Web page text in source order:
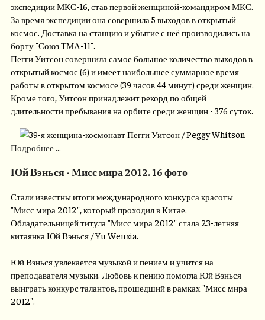
экспедиции МКС-16, став первой женщиной-командиром МКС.
За время экспедиции она совершила 5 выходов в открытый
космос. Доставка на станцию и убытие с неё производились на
борту "Союз ТМА-11".
Пегги Уитсон совершила самое большое количество выходов в
открытый космос (6) и имеет наибольшее суммарное время
работы в открытом космосе (39 часов 44 минут) среди женщин.
Кроме того, Уитсон принадлежит рекорд по общей
длительности пребывания на орбите среди женщин - 376 суток.
Подробнее ...
Юй Вэнься - Мисс мира 2012. 16 фото
Стали известны итоги международного конкурса красоты
"Мисс мира 2012", который проходил в Китае.
Обладательницей титула "Мисс мира 2012" стала 23-летняя
китаянка Юй Вэнься / Yu Wenxia.
Юй Вэнься увлекается музыкой и пением и учится на
преподавателя музыки. Любовь к пению помогла Юй Вэнься
выиграть конкурс талантов, прошедший в рамках "Мисс мира
2012".